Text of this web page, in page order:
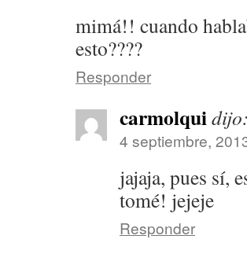
mimá!! cuando
esto????
Responder
carmolquidijo:
4 septiembre,
jajaja, pues sí,
tomé! jejeje
Responder